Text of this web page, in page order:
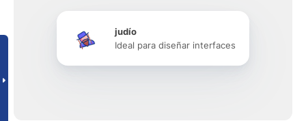
judío
Ideal para diseñar interfaces